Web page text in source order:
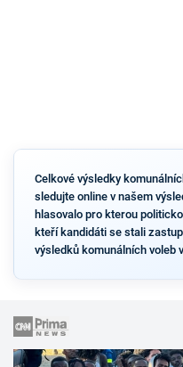
Celkové výsledky
sledujte online v našem
hlasovalo pro kterou
kteří kandidáti se stali
výsledků komunálních voleb